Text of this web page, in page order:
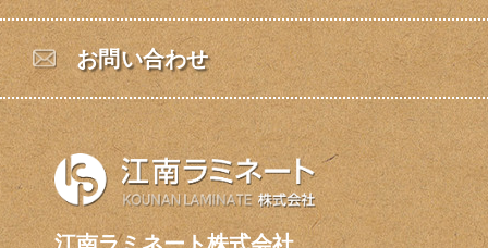
お問い合わせ